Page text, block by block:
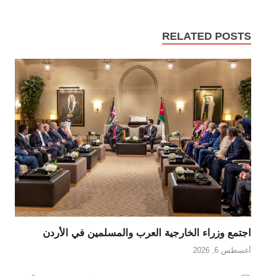
RELATED POSTS
اجتمع وزراء الخارجية العرب والمسلمين في الأردن
أغسطس 6, 2026